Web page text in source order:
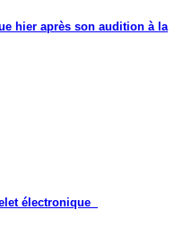
hier après son audition à la
électronique